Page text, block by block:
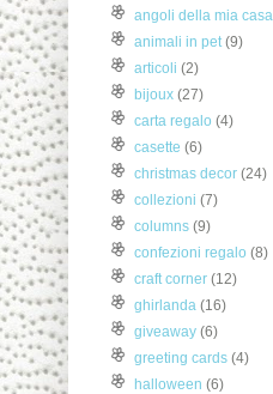
angoli della mia casa
animali in pet (9)
articoli (2)
bijoux (27)
carta regalo (4)
casette (6)
christmas decor (24)
collezioni (7)
columns (9)
confezioni regalo (8)
craft corner (12)
ghirlanda (16)
giveaway (6)
greeting cards (4)
halloween (6)